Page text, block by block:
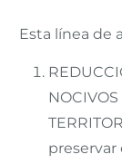
Esta línea de
NOCIVOS